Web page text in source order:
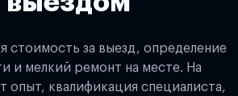
стоимость за выезд, определение
и мелкий ремонт на месте. На
опыт, квалификация специалиста,